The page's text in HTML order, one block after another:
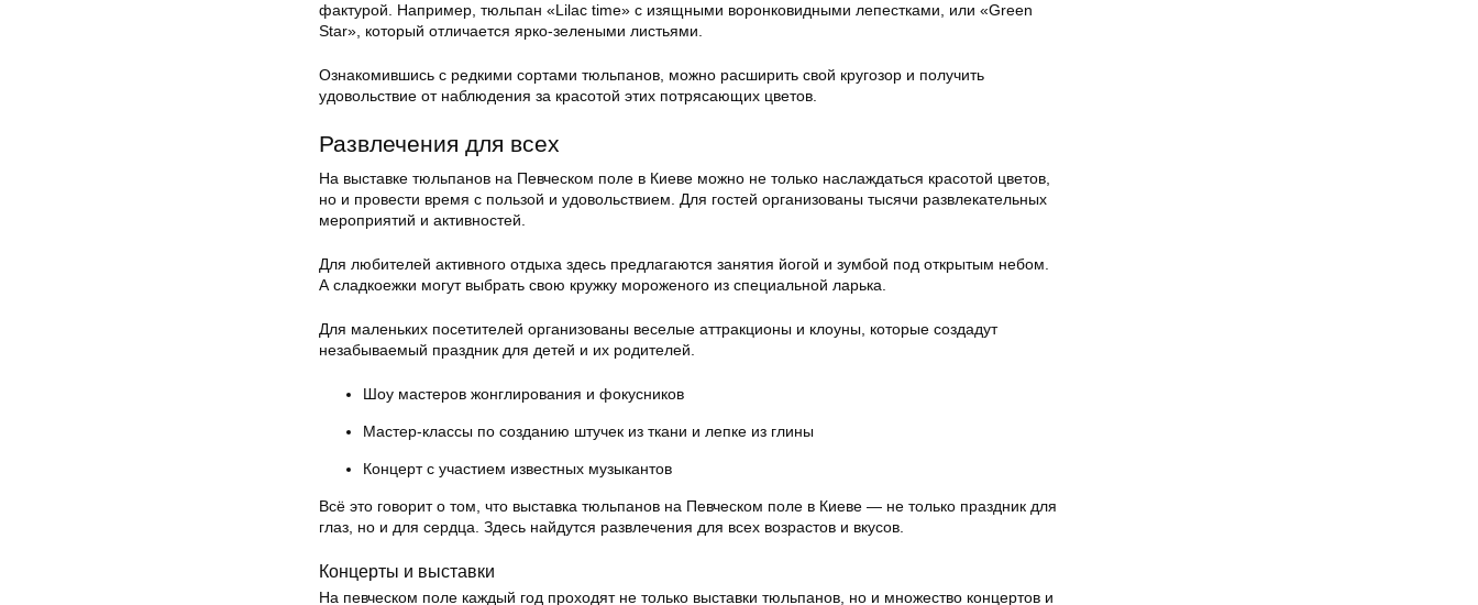
фактурой. Например, тюльпан «Lilac time» с изящными воронковидными лепестками, или «Green
Star», который отличается ярко-зелеными листьями.
Ознакомившись с редкими сортами тюльпанов, можно расширить свой кругозор и получить
удовольствие от наблюдения за красотой этих потрясающих цветов.
Развлечения для всех
На выставке тюльпанов на Певческом поле в Киеве можно не только наслаждаться красотой цветов,
но и провести время с пользой и удовольствием. Для гостей организованы тысячи развлекательных
мероприятий и активностей.
Для любителей активного отдыха здесь предлагаются занятия йогой и зумбой под открытым небом.
А сладкоежки могут выбрать свою кружку мороженого из специальной ларька.
Для маленьких посетителей организованы веселые аттракционы и клоуны, которые создадут
незабываемый праздник для детей и их родителей.
Шоу мастеров жонглирования и фокусников
Мастер-классы по созданию штучек из ткани и лепке из глины
Концерт с участием известных музыкантов
Всё это говорит о том, что выставка тюльпанов на Певческом поле в Киеве — не только праздник для
глаз, но и для сердца. Здесь найдутся развлечения для всех возрастов и вкусов.
Концерты и выставки
На певческом поле каждый год проходят не только выставки тюльпанов, но и множество концертов и